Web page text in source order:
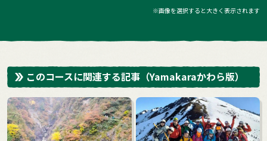
※画像を選択すると大きく表示されます
このコースに関連する記事 （Yamakaraかわら版）